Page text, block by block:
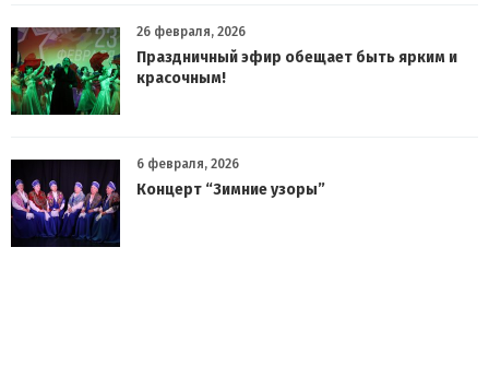
26 февраля, 2026
Праздничный эфир обещает быть ярким и
красочным!
6 февраля, 2026
Концерт “Зимние узоры”